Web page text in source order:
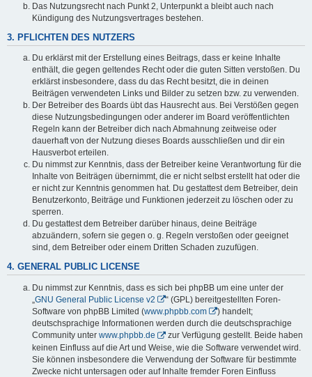
Das Nutzungsrecht nach Punkt 2, Unterpunkt a bleibt auch nach
Kündigung des Nutzungsvertrages bestehen.
3. PFLICHTEN DES NUTZERS
Du erklärst mit der Erstellung eines Beitrags, dass er keine Inhalte
enthält, die gegen geltendes Recht oder die guten Sitten verstoßen. Du
erklärst insbesondere, dass du das Recht besitzt, die in deinen
Beiträgen verwendeten Links und Bilder zu setzen bzw. zu verwenden.
Der Betreiber des Boards übt das Hausrecht aus. Bei Verstößen gegen
diese Nutzungsbedingungen oder anderer im Board veröffentlichten
Regeln kann der Betreiber dich nach Abmahnung zeitweise oder
dauerhaft von der Nutzung dieses Boards ausschließen und dir ein
Hausverbot erteilen.
Du nimmst zur Kenntnis, dass der Betreiber keine Verantwortung für die
Inhalte von Beiträgen übernimmt, die er nicht selbst erstellt hat oder die
er nicht zur Kenntnis genommen hat. Du gestattest dem Betreiber, dein
Benutzerkonto, Beiträge und Funktionen jederzeit zu löschen oder zu
sperren.
Du gestattest dem Betreiber darüber hinaus, deine Beiträge
abzuändern, sofern sie gegen o. g. Regeln verstoßen oder geeignet
sind, dem Betreiber oder einem Dritten Schaden zuzufügen.
4. GENERAL PUBLIC LICENSE
Du nimmst zur Kenntnis, dass es sich bei phpBB um eine unter der
GNU General Public License v2
“ (GPL) bereitgestellten Foren-
Software von phpBB Limited (www.phpbb.com
) handelt;
deutschsprachige Informationen werden durch die deutschsprachige
Community unter www.phpbb.de
zur Verfügung gestellt. Beide haben
keinen Einfluss auf die Art und Weise, wie die Software verwendet wird.
Sie können insbesondere die Verwendung der Software für bestimmte
Zwecke nicht untersagen oder auf Inhalte fremder Foren Einfluss